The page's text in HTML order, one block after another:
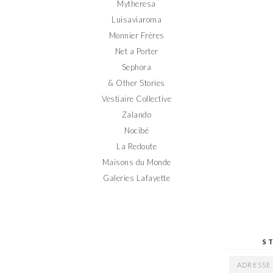
Mytheresa
Luisaviaroma
Monnier Frères
Net a Porter
Sephora
& Other Stories
Vestiaire Collective
Zalando
Nocibé
La Redoute
Maisons du Monde
Galeries Lafayette
ADRESSE